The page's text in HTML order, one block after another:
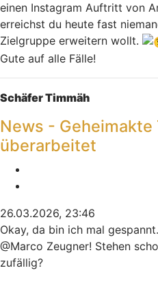
einen Instagram Auftritt von
erreichst du heute fast
Zielgruppe erweitern wollt.
Gute auf alle Fälle!
Nach oben
Schäfer Timmäh
News - Geheimakte
überarbeitet
26.03.2026, 23:46
Okay, da bin ich mal
@Marco Zeugner! Stehen
zufällig?